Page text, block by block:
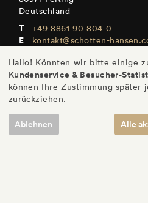
Deutschland
+49 8861 90 804 0
kontakt@schotten-
+49 8861 90 804 101
Mo – Fr: Termine nach
Hallo! Könnten wir bitte einige
Kundenservice & Besucher-
können Ihre Zustimmung später
zurückziehen.
Ablehnen Alle